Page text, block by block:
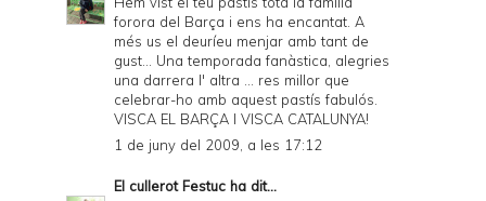
forora del Barça i ens ha encantat. A
més us el deuríeu menjar amb tant de
gust... Una temporada fanàstica, alegries
una darrera l' altra ... res millor que
celebrar-ho amb aquest pastís fabulós.
VISCA EL BARÇA I VISCA CATALUNYA!
1 de juny del 2009, a les 17:12
El cullerot Festuc ha dit...